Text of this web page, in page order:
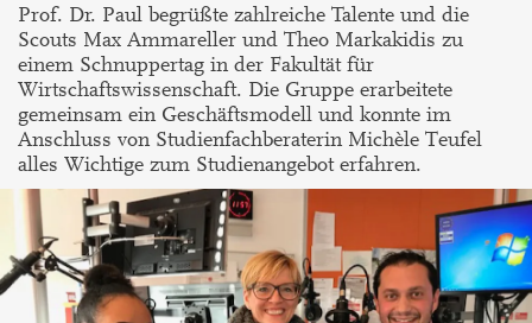
Prof. Dr. Paul begrüßte zahlreiche Talente und die
Scouts Max Ammareller und Theo Markakidis zu
einem Schnuppertag in der Fakultät für
Wirtschaftswissenschaft. Die Gruppe erarbeitete
gemeinsam ein Geschäftsmodell und konnte im
Anschluss von Studienfachberaterin Michèle Teufel
alles Wichtige zum Studienangebot erfahren.